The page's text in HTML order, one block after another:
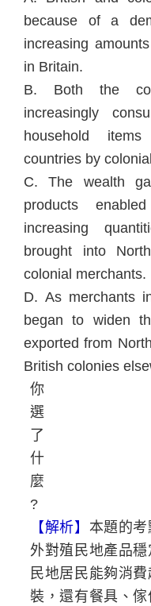
because of a
increasing
in Britain.
B.
Both the
increasingly
household
countries by
C.
The wealth
products
increasing
brought into
colonial merchants.
D. As merchants
began to widen
exported from
British colonies
你
選
了
什
麼
?
【解析】 本題的考
外對殖民地產品
民地居民能夠消
裝，還有餐具、